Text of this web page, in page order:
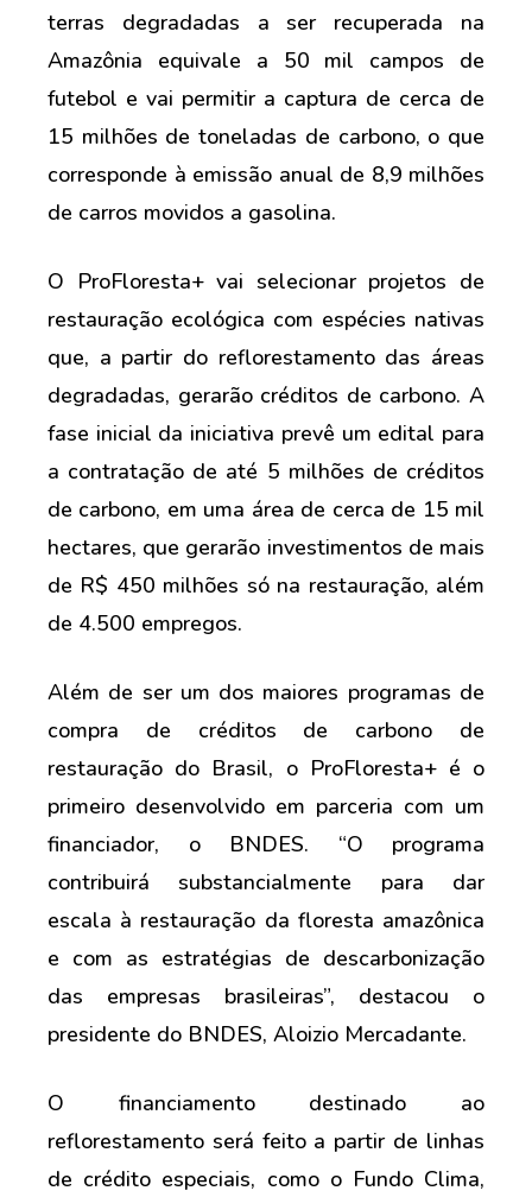
terras degradadas a ser recuperada na
Amazônia equivale a 50 mil campos de
futebol e vai permitir a captura de cerca de
15 milhões de toneladas de carbono, o que
corresponde à emissão anual de 8,9 milhões
de carros movidos a gasolina.
O ProFloresta+ vai selecionar projetos de
restauração ecológica com espécies nativas
que, a partir do reflorestamento das áreas
degradadas, gerarão créditos de carbono. A
fase inicial da iniciativa prevê um edital para
a contratação de até 5 milhões de créditos
de carbono, em uma área de cerca de 15 mil
hectares, que gerarão investimentos de mais
de R$ 450 milhões só na restauração, além
de 4.500 empregos.
Além de ser um dos maiores programas de
compra de créditos de carbono de
restauração do Brasil, o ProFloresta+ é o
primeiro desenvolvido em parceria com um
financiador, o BNDES. “O programa
contribuirá substancialmente para dar
escala à restauração da floresta amazônica
e com as estratégias de descarbonização
das empresas brasileiras”, destacou o
presidente do BNDES, Aloizio Mercadante.
O financiamento destinado ao
reflorestamento será feito a partir de linhas
de crédito especiais, como o Fundo Clima,